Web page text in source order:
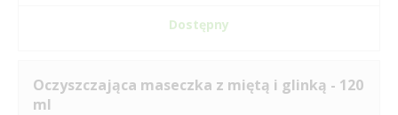
Dostępny
Oczyszczająca maseczka z miętą i glinką - 120
ml